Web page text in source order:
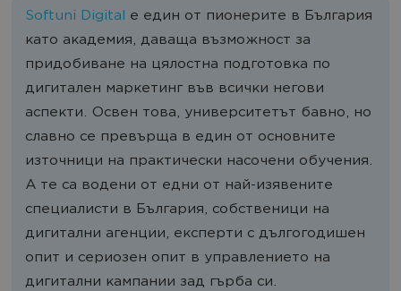
Softuni Digital е един от пионерите в България
като академия, даваща възможност за
придобиване на цялостна подготовка по
дигитален маркетинг във всички негови
аспекти. Освен това, университетът бавно, но
славно се превърща в един от основните
източници на практически насочени обучения.
А те са водени от едни от най-изявените
специалисти в България, собственици на
дигитални агенции, експерти с дългогодишен
опит и сериозен опит в управлението на
дигитални кампании зад гърба си.